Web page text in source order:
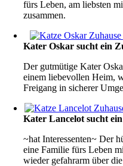
fürs Leben, am liebsten
zusammen.
Kater Oskar sucht ein
Der gutmütige Kater
einem liebevollen Heim,
Freigang in sicherer
Kater Lancelot sucht
~hat Interessenten~ Der
eine Familie fürs Leben
wieder gefahrarm über